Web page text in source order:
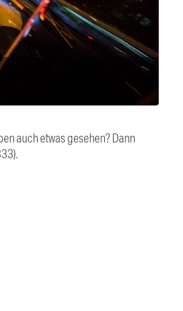
auch etwas gesehen? Dann